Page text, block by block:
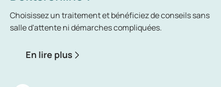
Choisissez un traitement et bénéficiez de conseils sans
salle d'attente ni démarches compliquées.
En lire plus